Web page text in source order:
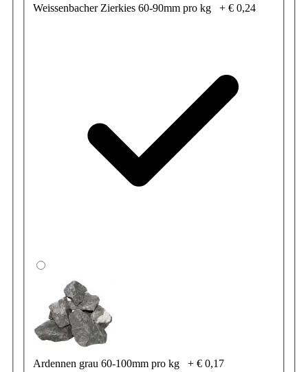
Weissenbacher Zierkies 60-90mm pro kg + € 0,24
Ardennen grau 60-100mm pro kg + € 0,17